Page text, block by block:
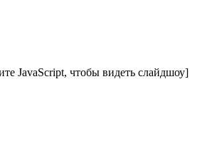
JavaScript, чтобы видеть слайдшоу]